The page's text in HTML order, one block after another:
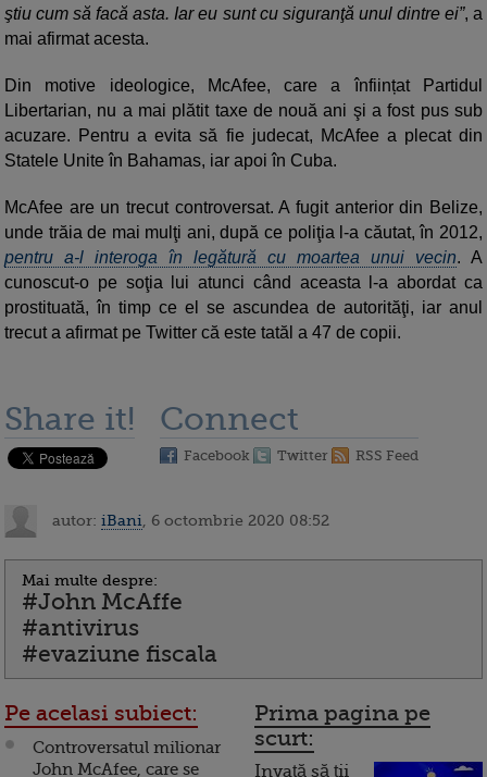
ştiu cum să facă asta. Iar eu sunt cu siguranţă unul dintre ei”, a
mai afirmat acesta.
Din motive ideologice, McAfee, care a înființat Partidul
Libertarian, nu a mai plătit taxe de nouă ani şi a fost pus sub
acuzare. Pentru a evita să fie judecat, McAfee a plecat din
Statele Unite în Bahamas, iar apoi în Cuba.
McAfee are un trecut controversat. A fugit anterior din Belize,
unde trăia de mai mulţi ani, după ce poliţia l-a căutat, în 2012,
pentru a-l interoga în legătură cu moartea unui vecin. A
cunoscut-o pe soţia lui atunci când aceasta l-a abordat ca
prostituată, în timp ce el se ascundea de autorităţi, iar anul
trecut a afirmat pe Twitter că este tatăl a 47 de copii.
Share it! Connect
Facebook Twitter RSS Feed
autor: iBani , 6 octombrie 2020 08:52
Mai multe despre:
#John McAffe
#antivirus
#evaziune fiscala
Pe acelasi subiect:
Controversatul milionar
John McAfee, care se
Prima pagina pe
scurt:
Invață să ții